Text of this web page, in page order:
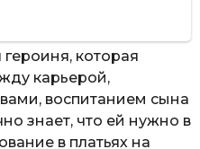
которая
карьерой,
воспитанием сына
знает, что ей нужно в
в платьях на